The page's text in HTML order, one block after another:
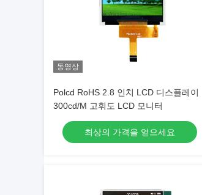
동영상
Polcd RoHS 2.8 인치 LCD 디스플레이
300cd/M 고휘도 LCD 모니터
최상의 가격을 얻으세요